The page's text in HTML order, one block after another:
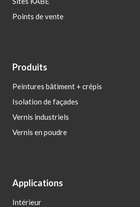
Points de vente
Produits
Peintures bâtiment + crépis
Isolation de façades
Vernis industriels
Vernis en poudre
Applications
Intérieur